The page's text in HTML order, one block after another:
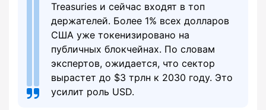
Treasuries и сейчас входят в топ
держателей. Более 1% всех долларов
США уже токенизировано на
публичных блокчейнах. По словам
экспертов, ожидается, что сектор
вырастет до $3 трлн к 2030 году. Это
усилит роль USD.